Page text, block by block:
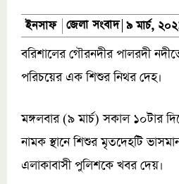
ইনসাফ জেলা সংবাদ ৯ মার্চ,
বরিশালের গৌরনদীর পালরদী
পরিচয়ের এক শিশুর নিথর দেহ।
মঙ্গলবার (৯ মার্চ) সকাল ১০টার
নামক স্থানে শিশুর মৃতদেহটি
এলাকাবাসী পুলিশকে খবর দেয়।